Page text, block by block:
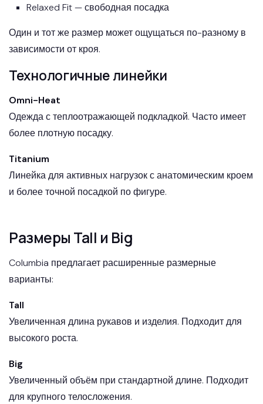
Relaxed Fit — свободная посадка
Один и тот же размер может ощущаться по-разному в
зависимости от кроя.
Технологичные линейки
Omni-Heat
Одежда с теплоотражающей подкладкой. Часто имеет
более плотную посадку.
Titanium
Линейка для активных нагрузок с анатомическим кроем
и более точной посадкой по фигуре.
Размеры Tall и Big
Columbia предлагает расширенные размерные
варианты:
Tall
Увеличенная длина рукавов и изделия. Подходит для
высокого роста.
Big
Увеличенный объём при стандартной длине. Подходит
для крупного телосложения.